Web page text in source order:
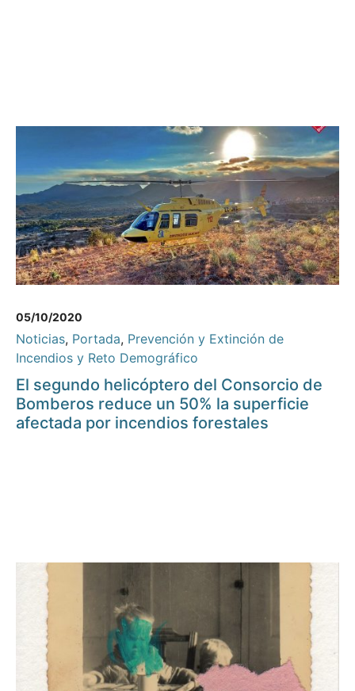
05/10/2020
Noticias, Portada, Prevención y Extinción de
Incendios y Reto Demográfico
El segundo helicóptero del Consorcio de
Bomberos reduce un 50% la superficie
afectada por incendios forestales